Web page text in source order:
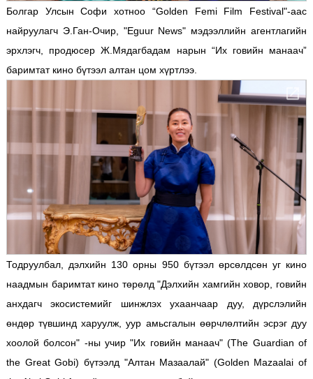
Болгар Улсын Софи хотноо “Golden Femi Film Festival"-аас
найруулагч Э.Ган-Очир, "Eguur News" мэдээллийн агентлагийн
эрхлэгч, продюсер Ж.Мядагбадам нарын “Их говийн манаач”
баримтат кино бүтээл алтан цом хүртлээ.
Тодруулбал, дэлхийн 130 орны 950 бүтээл өрсөлдсөн уг кино
наадмын баримтат кино төрөлд "Дэлхийн хамгийн ховор, говийн
анхдагч экосистемийг шинжлэх ухаанчаар дуу, дүрслэлийн
өндөр түвшинд харуулж, уур амьсгалын өөрчлөлтийн эсрэг дуу
хоолой болсон" -ны учир "Их говийн манаач" (The Guardian of
the Great Gobi) бүтээлд "Алтан Мазаалай" (Golden Mazaalai of